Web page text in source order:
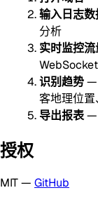
输入日志数
分析
实时监控流
识别趋势—
客地理位
导出报表—
授权
MIT — GitHub